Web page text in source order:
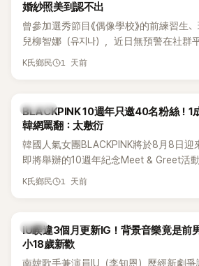
婚紗照美到認不出
曾參加選秀節目《偶像學校》的前練習生
兒柳智娜（유지나），近日無預警在社群
照，親自宣布即將步入婚姻，消息曝光
K氏鄉民 1 天前
K-POP
BLACKPINK 10週年只邀40名粉絲！1
韓網罵翻：太敷衍
韓國人氣女團BLACKPINK將於8月8日迎
即將舉辦的10週年紀念Meet & Greet活
合體。根據韓媒《MyDaily》7日報導，當
K氏鄉民 1 天前
韓星
IU睽違3個月更新IG！背景音樂竟是前
小18歲新歡
南韓歌手兼演員IU（李知恩）歷經新劇